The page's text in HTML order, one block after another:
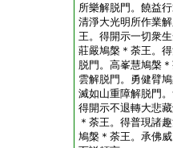
所樂解脱門。饒益
清淨大光明所作業
王。得開示一切衆
莊嚴鳩槃＊荼王。
脱門。高峯慧鳩槃
雲解脱門。勇健臂
滅如山重障解脱門
得開示不退轉大悲
＊荼王。得普現諸
鳩槃＊荼王。承佛